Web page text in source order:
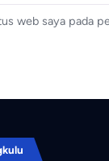
web saya pada